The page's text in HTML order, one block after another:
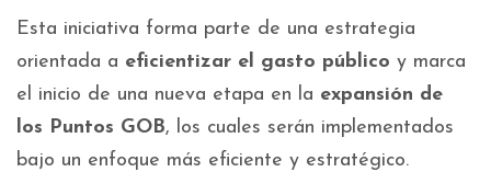
Esta iniciativa forma parte de una estrategia
orientada a eficientizar el gasto público y marca
el inicio de una nueva etapa en la expansión de
los Puntos GOB, los cuales serán implementados
bajo un enfoque más eficiente y estratégico.